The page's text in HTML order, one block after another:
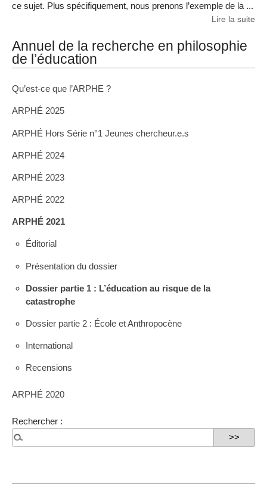
ce sujet. Plus spécifiquement, nous prenons l’exemple de la ...
Lire la suite
Annuel de la recherche en philosophie
de l’éducation
Qu’est-ce que l’ARPHE ?
ARPHÉ 2025
ARPHÉ Hors Série n°1 Jeunes chercheur.e.s
ARPHÉ 2024
ARPHÉ 2023
ARPHÉ 2022
ARPHÉ 2021
Éditorial
Présentation du dossier
Dossier partie 1 : L’éducation au risque de la
catastrophe
Dossier partie 2 : École et Anthropocène
International
Recensions
ARPHÉ 2020
Rechercher :